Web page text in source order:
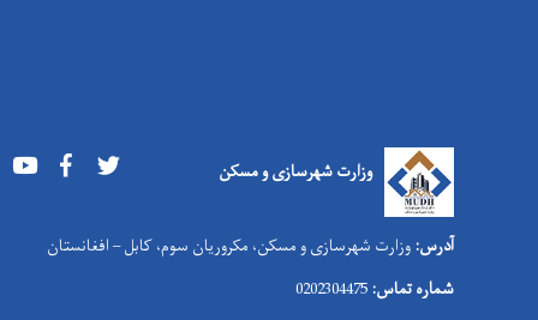
وزارت شهرسازی و مسکن Youtube Facebook
آدرس: وزارت شهرسازی و مسکن، مکروریان سوم، کابل – افغانستان
شماره تماس: